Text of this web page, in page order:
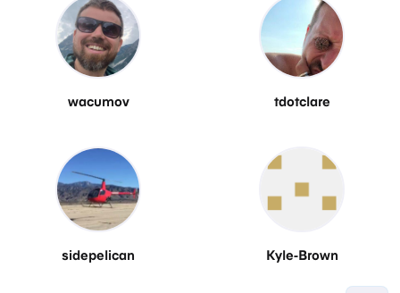
wacumov tdotclare
sidepelican Kyle-Brown